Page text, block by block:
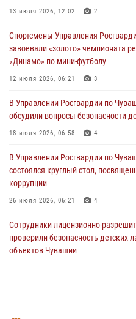
В Ядрине сотрудники Росгвардии
01 августа 2026, 06:12
1 августа – День дежурной
Российской Федерации
Директор Росгвардии Герой
поздравил специалистов
01 августа 2026, 00:01
13 июля 2026, 12:02 2
Спортсмены Управления
завоевали «золото» чемпионата
«Динамо» по мини-футболу
12 июля 2026, 06:21 3
В Управлении Росгвардии по
обсудили вопросы безопасности
18 июля 2026, 06:58 4
В Управлении Росгвардии по
состоялся круглый стол,
коррупции
26 июля 2026, 06:21 4
Сотрудники лицензионно-
проверили безопасность детских
объектов Чувашии